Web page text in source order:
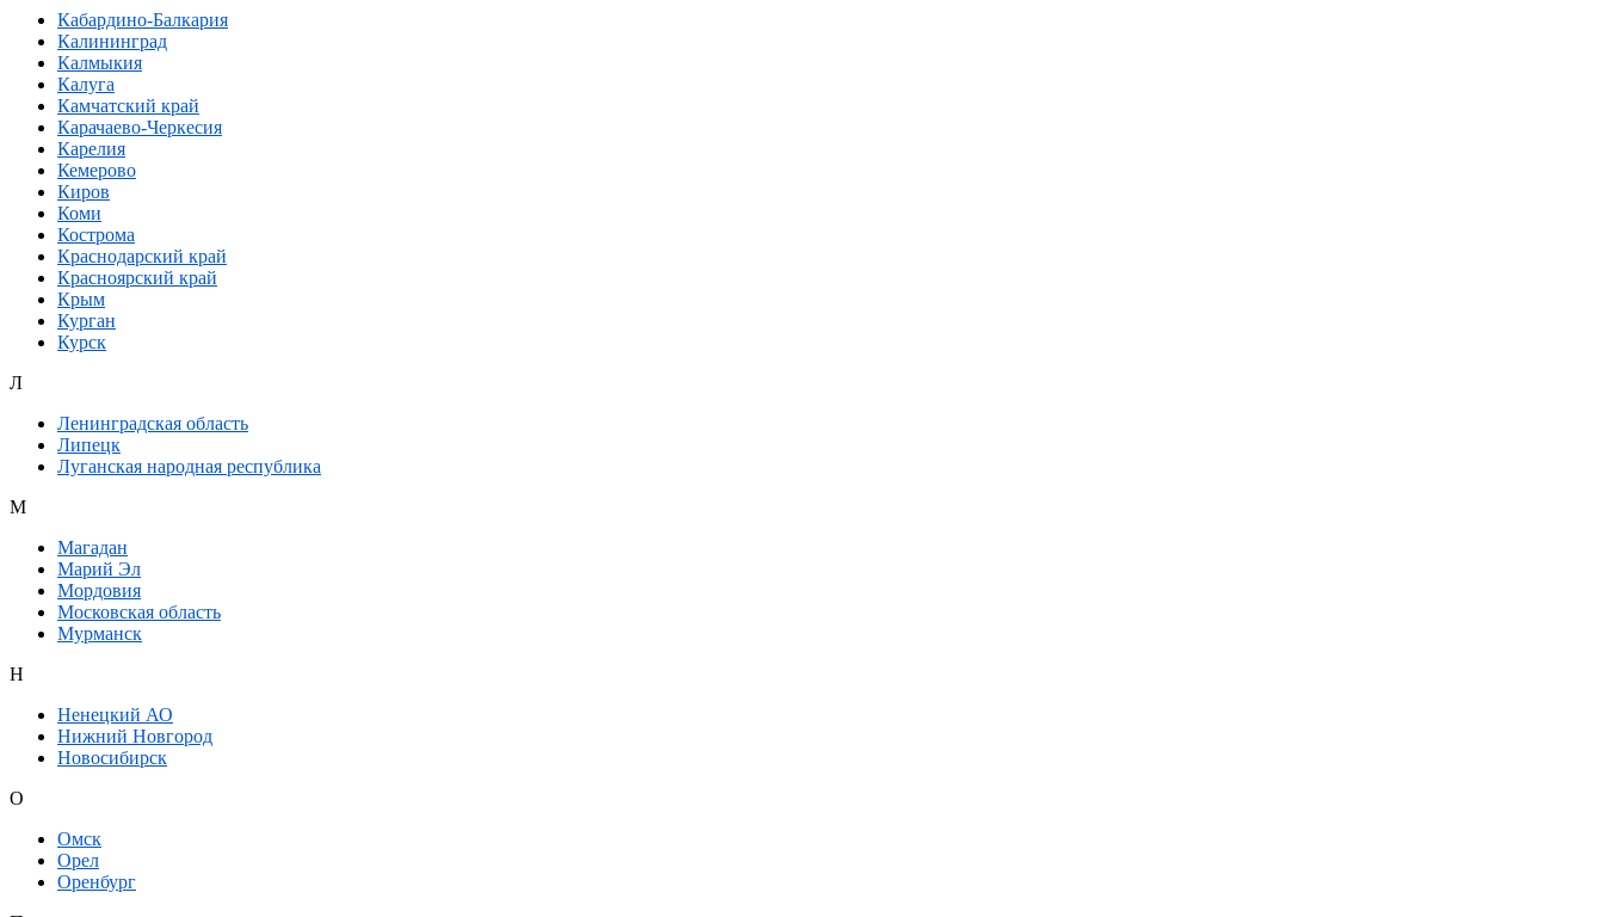
Кабардино-Балкария
Калининград
Калмыкия
Калуга
Камчатский край
Карачаево-Черкесия
Карелия
Кемерово
Киров
Коми
Кострома
Краснодарский край
Красноярский край
Крым
Курган
Курск
Л
Ленинградская область
Липецк
Луганская народная республика
М
Магадан
Марий Эл
Мордовия
Московская область
Мурманск
Н
Ненецкий АО
Нижний Новгород
Новосибирск
О
Омск
Орел
Оренбург